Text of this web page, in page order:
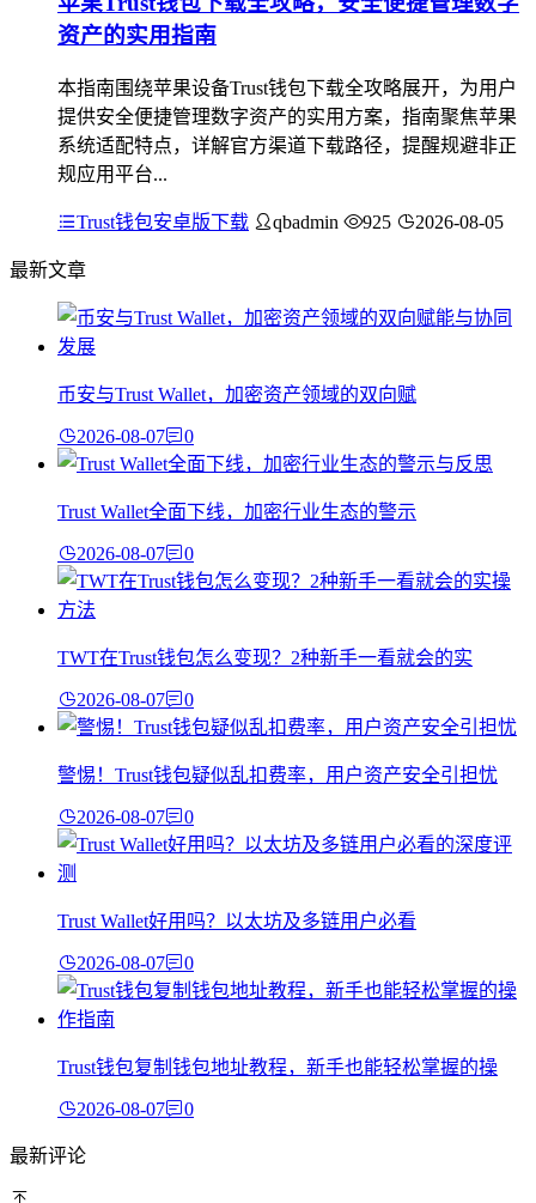
资产的实用指南
本指南围绕苹果设备Trust钱包下载全攻略展开，为用户
提供安全便捷管理数字资产的实用方案，指南聚焦苹果
系统适配特点，详解官方渠道下载路径，提醒规避非正
规应用平台...
Trust钱包安卓版下载 qbadmin 925 2026-08-05
最新文章
币安与Trust Wallet，加密资产领域的双向赋
2026-08-07 0
Trust Wallet全面下线，加密行业生态的警示
2026-08-07 0
TWT在Trust钱包怎么变现？2种新手一看就会的实
2026-08-07 0
警惕！Trust钱包疑似乱扣费率，用户资产安全引担忧
2026-08-07 0
Trust Wallet好用吗？以太坊及多链用户必看
2026-08-07 0
Trust钱包复制钱包地址教程，新手也能轻松掌握的操
2026-08-07 0
最新评论